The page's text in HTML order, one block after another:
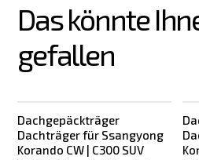
Das könnte
gefallen
Dachgepäckträger
Dachträger für Ssangyong
Korando CW | C300 SUV